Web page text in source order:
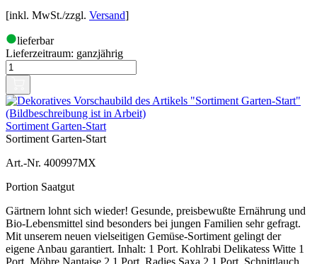
[inkl. MwSt./zzgl. Versand]
lieferbar
Lieferzeitraum: ganzjährig
Sortiment Garten-Start
Sortiment Garten-Start
Art.-Nr. 400997MX
Portion Saatgut
Gärtnern lohnt sich wieder! Gesunde, preisbewußte Ernährung und
Bio-Lebensmittel sind besonders bei jungen Familien sehr gefragt.
Mit unserem neuen vielseitigen Gemüse-Sortiment gelingt der
eigene Anbau garantiert. Inhalt: 1 Port. Kohlrabi Delikatess Witte 1
Port. Möhre Nantaise 2 1 Port. Radies Saxa 2 1 Port. Schnittlauch